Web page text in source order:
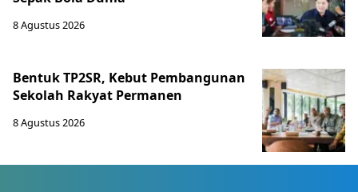
8 Agustus 2026
Bentuk TP2SR, Kebut Pembangunan
Sekolah Rakyat Permanen
8 Agustus 2026